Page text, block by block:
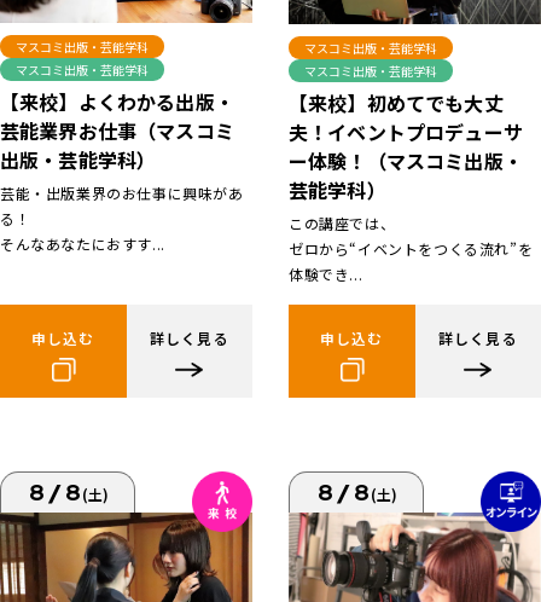
マスコミ出版・芸能学科
マスコミ出版・芸能学科
【来校】よくわかる出版・
芸能業界お仕事（マスコミ
出版・芸能学科）
芸能・出版業界のお仕事に興味があ
る！
そんなあなたにおすす...
申し込む 詳しく見る
マスコミ出版・芸能学科
マスコミ出版・芸能学科
【来校】初めてでも大丈
夫！イベントプロデューサ
ー体験！（マスコミ出版・
芸能学科）
この講座では、
ゼロから“イベントをつくる流れ”を
体験でき...
申し込む 詳しく見る
8/8(土) 8/8(土)